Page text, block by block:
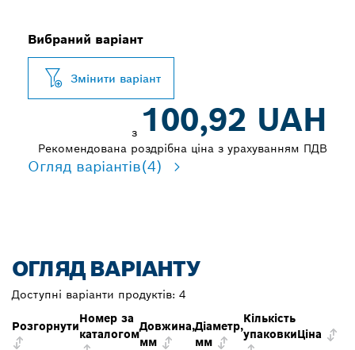
Вибраний варіант
Змінити варіант
з 100,92 UAH
Рекомендована роздрібна ціна з урахуванням ПДВ
Огляд варіантів(4)
ОГЛЯД ВАРІАНТУ
Доступні варіанти продуктів: 4
Розгорнути
Номер за
каталогом
Довжина,
мм
Діаметр,
мм
Кількість
упаковкиЦіна